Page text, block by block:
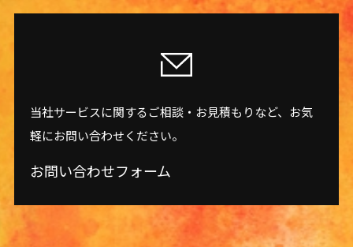
当社サービスに関するご相談・お見積もりなど、お気
軽にお問い合わせください。
お問い合わせフォーム